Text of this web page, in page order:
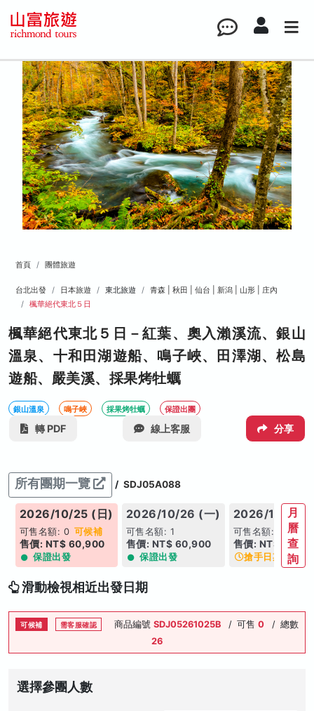
首頁 團體旅遊
台北出發 日本旅遊 東北旅遊
青森 | 秋田 | 仙台 | 新潟 | 山形 | 庄內
楓華絕代東北５日
楓華絕代東北５日－紅葉、奧入瀨溪流、銀山
溫泉、十和田湖遊船、鳴子峽、田澤湖、松島
遊船、嚴美溪、採果烤牡蠣
銀山溫泉 鳴子峽 採果烤牡蠣 保證出團
轉 PDF 線上客服 分享
所有團期一覽 / SDJ05A088
2026/10/25 (日)
可售名額: 0 可候補
售價: NT$ 60,900
保證出發
2026/10/26 (一)
可售名額: 1
售價: NT$ 60,900
保證出發
2026/10/27 (
可售名額: 16
售價: NT$
搶手日期
月
曆
查
詢
滑動檢視相近出發日期
可候補 需客服確認 商品編號 SDJ05261025B / 可售 0 / 總數
26
選擇參團人數